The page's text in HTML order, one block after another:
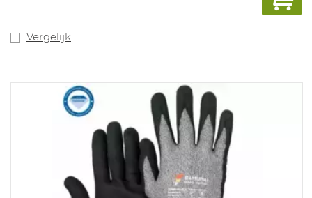
Vergelijk